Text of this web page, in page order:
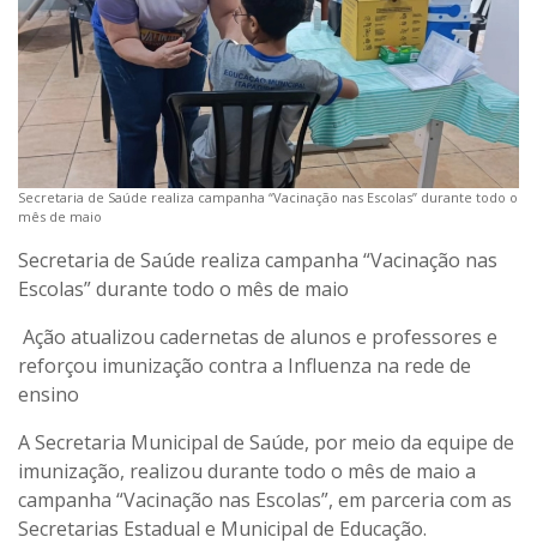
Secretaria de Saúde realiza campanha “Vacinação nas Escolas” durante todo o
mês de maio
Secretaria de Saúde realiza campanha “Vacinação nas
Escolas” durante todo o mês de maio
Ação atualizou cadernetas de alunos e professores e
reforçou imunização contra a Influenza na rede de
ensino
A Secretaria Municipal de Saúde, por meio da equipe de
imunização, realizou durante todo o mês de maio a
campanha “Vacinação nas Escolas”, em parceria com as
Secretarias Estadual e Municipal de Educação.